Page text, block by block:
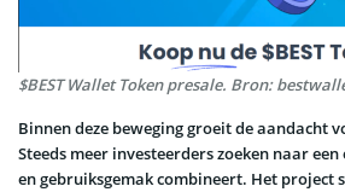
$BEST Wallet Token presale. Bron:
Binnen deze beweging groeit de aandacht
Steeds meer investeerders zoeken naar
en gebruiksgemak combineert. Het project